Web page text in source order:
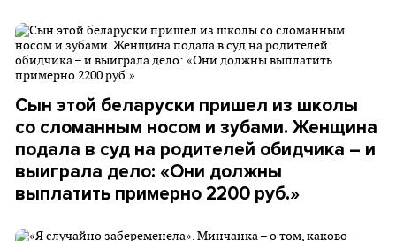
Сын этой беларуски пришел из школы
со сломанным носом и зубами. Женщина
подала в суд на родителей обидчика – и
выиграла дело: «Они должны
выплатить примерно 2200 руб.»